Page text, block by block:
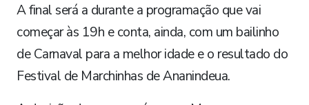
A final será a durante a programação que vai
começar às 19h e conta, ainda, com um bailinho
de Carnaval para a melhor idade e o resultado do
Festival de Marchinhas de Ananindeua.